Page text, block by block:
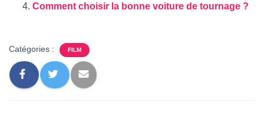
Comment choisir la bonne voiture de tournage ?
Catégories : FILM